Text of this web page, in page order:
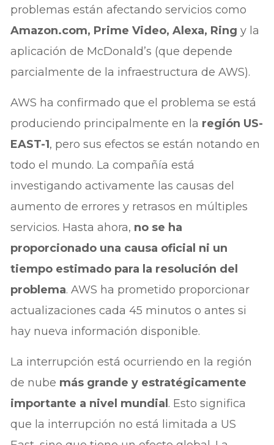
problemas están afectando servicios como
Amazon.com, Prime Video, Alexa, Ringy la
aplicación de McDonald’s (que depende
parcialmente de la infraestructura de AWS).
AWS ha confirmado que el problema se está
produciendo principalmente en la región US-
EAST-1, pero sus efectos se están notando en
todo el mundo. La compañía está
investigando activamente las causas del
aumento de errores y retrasos en múltiples
servicios. Hasta ahora, no se ha
proporcionado una causa oficial ni un
tiempo estimado para la resolución del
problema. AWS ha prometido proporcionar
actualizaciones cada 45 minutos o antes si
hay nueva información disponible.
La interrupción está ocurriendo en la región
de nube más grande y estratégicamente
importante a nivel mundial . Esto significa
que la interrupción no está limitada a US